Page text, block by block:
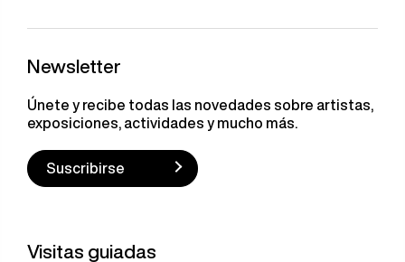
Newsletter
Únete y recibe todas las novedades sobre artistas,
exposiciones, actividades y mucho más.
Suscribirse
Visitas guiadas